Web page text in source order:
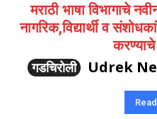
मराठी भाषा विभागाचे
नागरिक,विद्यार्थी व
गडचिरोली
Udrek